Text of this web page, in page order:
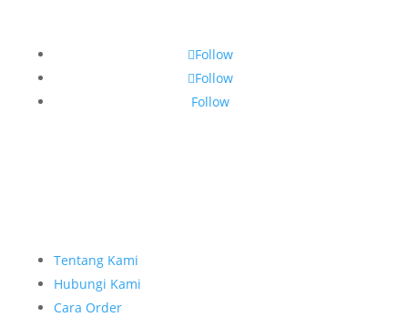
Follow
Follow
Follow
Tentang Kami
Hubungi Kami
Cara Order